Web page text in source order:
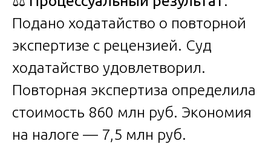
Подано ходатайство о повторной
экспертизе с рецензией. Суд
ходатайство удовлетворил.
Повторная экспертиза определила
стоимость 860 млн руб. Экономия
на налоге — 7,5 млн руб.